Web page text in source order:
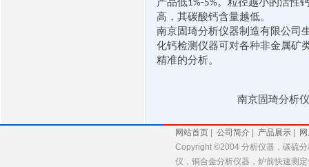
1%-5%
高，其碳酸钙含量越低。
南京固琦分析仪器制造有限公司
化钙检测仪器可对各种非金属矿
精准的分析。
南京固琦分析
网站首页 公司简介 产品展示
Copyright ©2004 分析仪器，碳硫
仪，铜合金分析仪器，炉前快速测